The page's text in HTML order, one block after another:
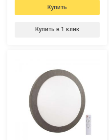
Купить
Купить в 1 клик